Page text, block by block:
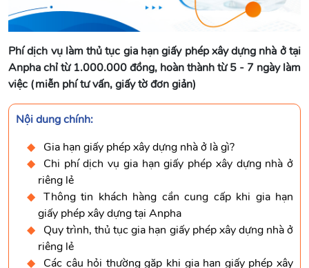
Phí dịch vụ làm thủ tục gia hạn giấy phép xây dựng nhà ở tại
Anpha chỉ từ 1.000.000 đồng, hoàn thành từ 5 - 7 ngày làm
việc (miễn phí tư vấn, giấy tờ đơn giản)
Nội dung chính:
Gia hạn giấy phép xây dựng nhà ở là gì?
Chi phí dịch vụ gia hạn giấy phép xây dựng nhà ở
riêng lẻ
Thông tin khách hàng cần cung cấp khi gia hạn
giấy phép xây dựng tại Anpha
Quy trình, thủ tục gia hạn giấy phép xây dựng nhà ở
riêng lẻ
Các câu hỏi thường gặp khi gia hạn giấy phép xây